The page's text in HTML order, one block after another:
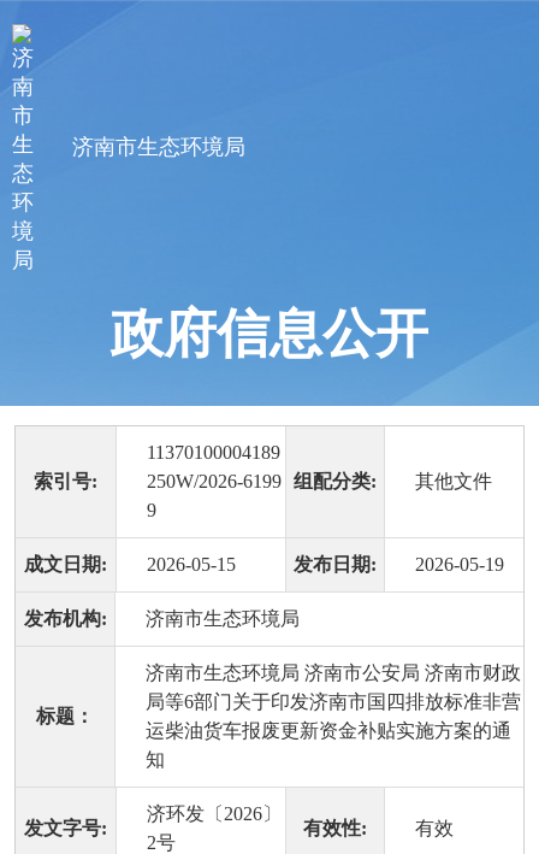
济南市生态环境局
政府信息公开
索引号:
11370100004189
250W/2026-6199
9
组配分类: 其他文件
成文日期: 2026-05-15 发布日期: 2026-05-19
发布机构: 济南市生态环境局
标题：
济南市生态环境局 济南市公安局 济南市财政
局等6部门关于印发济南市国四排放标准非营
运柴油货车报废更新资金补贴实施方案的通
知
发文字号:
济环发〔2026〕
2号
有效性: 有效